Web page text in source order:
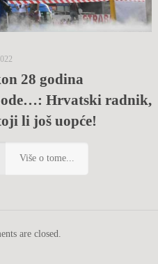
28 godina
Hrvatski radnik,
li još uopće!
Više o tome...
are closed.